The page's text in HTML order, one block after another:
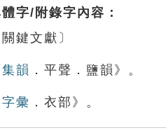
字/附錄字內容：
關鍵文獻〕
集韻 ．平聲．鹽韻》。
字彙 ．衣部》。